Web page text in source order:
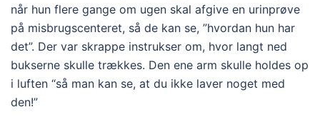
når hun flere gange om ugen skal afgive en urinprøve
på misbrugscenteret, så de kan se, ”hvordan hun har
det”. Der var skrappe instrukser om, hvor langt ned
bukserne skulle trækkes. Den ene arm skulle holdes op
i luften “så man kan se, at du ikke laver noget med
den!”